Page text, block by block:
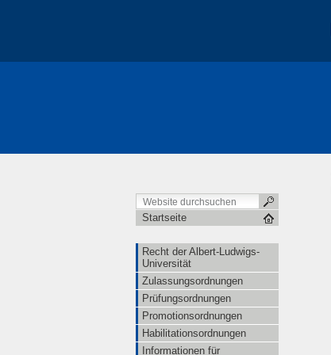
Startseite
Recht der Albert-Ludwigs-
Universität
Zulassungsordnungen
Prüfungsordnungen
Promotionsordnungen
Habilitationsordnungen
Informationen für